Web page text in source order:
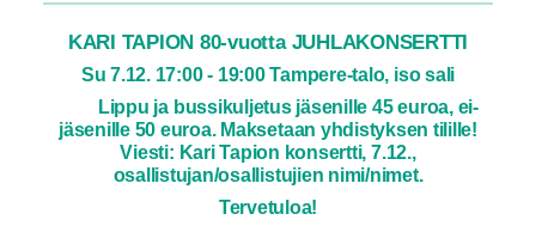
KARI TAPION 80-vuotta JUHLAKONSERTTI
Su 7.12. 17:00 - 19:00 Tampere-talo, iso sali
Lippu ja bussikuljetus jäsenille 45 euroa, ei-
jäsenille 50 euroa. Maksetaan yhdistyksen tilille!
Viesti: Kari Tapion konsertti, 7.12.,
osallistujan/osallistujien nimi/nimet.
Tervetuloa!